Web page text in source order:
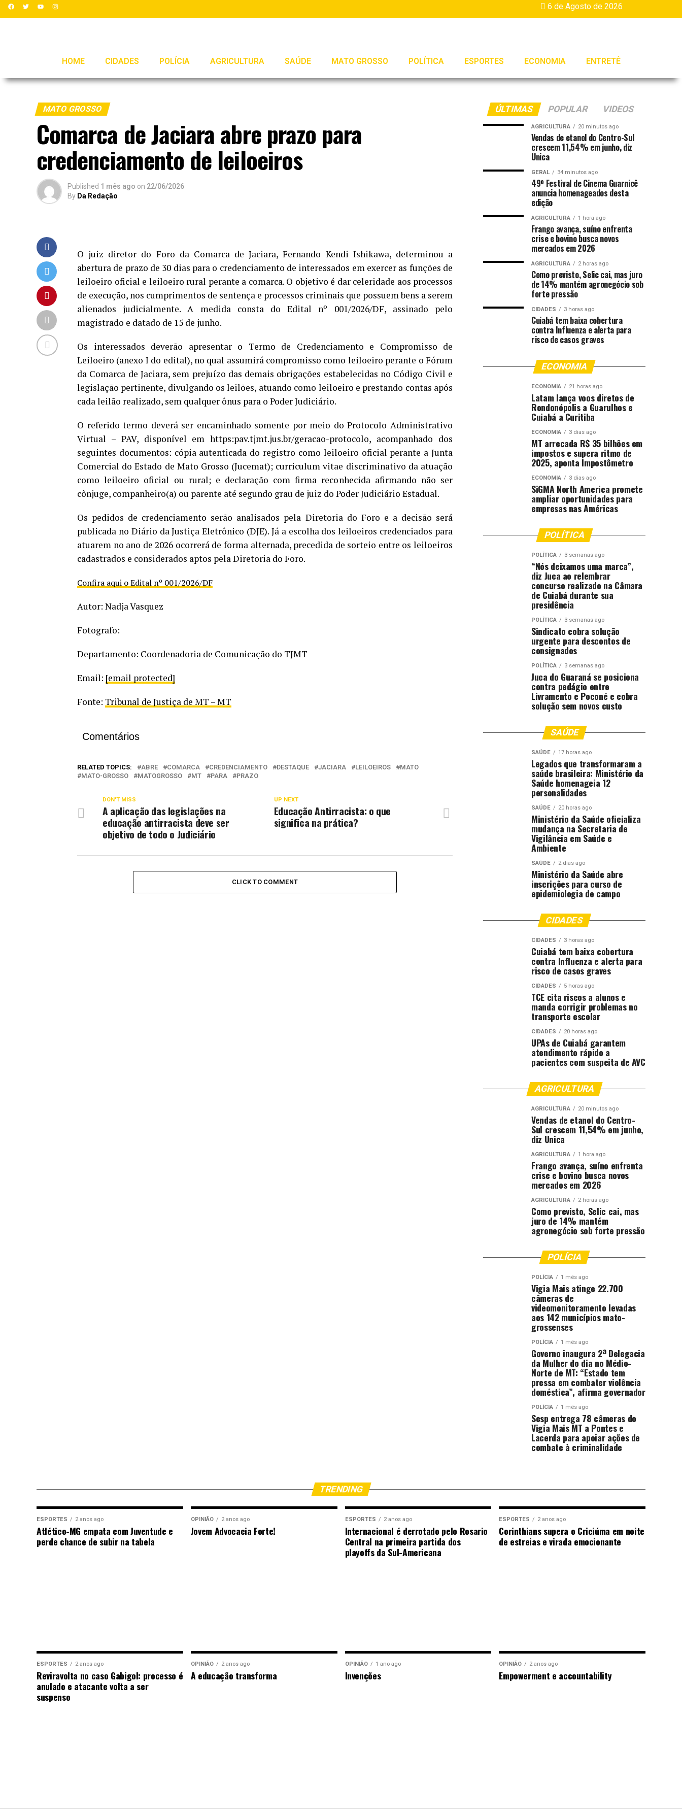
6 de Agosto de 2026
HOME CIDADES POLÍCIA AGRICULTURA SAÚDE MATO GROSSO POLÍTICA ESPORTES ECONOMIA ENTRETÊ
MATO GROSSO
Comarca de Jaciara abre prazo para
credenciamento de leiloeiros
Published 1 mês ago on 22/06/2026
By Da Redação
O juiz diretor do Foro da Comarca de Jaciara, Fernando Kendi Ishikawa, determinou a
abertura de prazo de 30 dias para o credenciamento de interessados em exercer as funções de
leiloeiro oficial e leiloeiro rural perante a comarca. O objetivo é dar celeridade aos processos
de execução, nos cumprimentos de sentença e processos criminais que possuem bens a serem
alienados judicialmente. A medida consta do Edital nº 001/2026/DF, assinado pelo
magistrado e datado de 15 de junho.
Os interessados deverão apresentar o Termo de Credenciamento e Compromisso de
Leiloeiro (anexo I do edital), no qual assumirá compromisso como leiloeiro perante o Fórum
da Comarca de Jaciara, sem prejuízo das demais obrigações estabelecidas no Código Civil e
legislação pertinente, divulgando os leilões, atuando como leiloeiro e prestando contas após
cada leilão realizado, sem qualquer ônus para o Poder Judiciário.
O referido termo deverá ser encaminhado somente por meio do Protocolo Administrativo
Virtual – PAV, disponível em https:pav.tjmt.jus.br/geracao-protocolo, acompanhado dos
seguintes documentos: cópia autenticada do registro como leiloeiro oficial perante a Junta
Comercial do Estado de Mato Grosso (Jucemat); curriculum vitae discriminativo da atuação
como leiloeiro oficial ou rural; e declaração com firma reconhecida afirmando não ser
cônjuge, companheiro(a) ou parente até segundo grau de juiz do Poder Judiciário Estadual.
Os pedidos de credenciamento serão analisados pela Diretoria do Foro e a decisão será
publicada no Diário da Justiça Eletrônico (DJE). Já a escolha dos leiloeiros credenciados para
atuarem no ano de 2026 ocorrerá de forma alternada, precedida de sorteio entre os leiloeiros
cadastrados e considerados aptos pela Diretoria do Foro.
Confira aqui o Edital nº 001/2026/DF
Autor: Nadja Vasquez
Fotografo:
Departamento: Coordenadoria de Comunicação do TJMT
Email: [email protected]
Fonte: Tribunal de Justiça de MT – MT
Comentários
RELATED TOPICS: ABRE COMARCA CREDENCIAMENTO DESTAQUE JACIARA LEILOEIROS
MATO
MATO-GROSSO
MATOGROSSO MT PARA PRAZO
UP NEXT
Educação Antirracista: o que
significa na prática?
DON'T MISS
A aplicação das legislações na
educação antirracista deve ser
objetivo de todo o Judiciário
CLICK TO COMMENT
ÚLTIMAS POPULAR VIDEOS
AGRICULTURA 20 minutos ago
Vendas de etanol do Centro-Sul
crescem 11,54% em junho, diz
Unica
GERAL 34 minutos ago
49º Festival de Cinema Guarnicê
anuncia homenageados desta
edição
AGRICULTURA 1 hora ago
Frango avança, suíno enfrenta
crise e bovino busca novos
mercados em 2026
AGRICULTURA 2 horas ago
Como previsto, Selic cai, mas juro
de 14% mantém agronegócio sob
forte pressão
CIDADES 3 horas ago
Cuiabá tem baixa cobertura
contra Influenza e alerta para
risco de casos graves
ECONOMIA
ECONOMIA 21 horas ago
Latam lança voos diretos de
Rondonópolis a Guarulhos e
Cuiabá a Curitiba
ECONOMIA 3 dias ago
MT arrecada R$ 35 bilhões em
impostos e supera ritmo de
2025, aponta Impostômetro
ECONOMIA 3 dias ago
SiGMA North America promete
ampliar oportunidades para
empresas nas Américas
POLÍTICA
POLÍTICA 3 semanas ago
“Nós deixamos uma marca”,
diz Juca ao relembrar
concurso realizado na Câmara
de Cuiabá durante sua
presidência
POLÍTICA 3 semanas ago
Sindicato cobra solução
urgente para descontos de
consignados
POLÍTICA 3 semanas ago
Juca do Guaraná se posiciona
contra pedágio entre
Livramento e Poconé e cobra
solução sem novos custo
SAÚDE
SAÚDE 17 horas ago
Legados que transformaram a
saúde brasileira: Ministério da
Saúde homenageia 12
personalidades
SAÚDE 20 horas ago
Ministério da Saúde oficializa
mudança na Secretaria de
Vigilância em Saúde e
Ambiente
SAÚDE 2 dias ago
Ministério da Saúde abre
inscrições para curso de
epidemiologia de campo
CIDADES
CIDADES 3 horas ago
Cuiabá tem baixa cobertura
contra Influenza e alerta para
risco de casos graves
CIDADES 5 horas ago
TCE cita riscos a alunos e
manda corrigir problemas no
transporte escolar
CIDADES 20 horas ago
UPAs de Cuiabá garantem
atendimento rápido a
pacientes com suspeita de AVC
AGRICULTURA
AGRICULTURA 20 minutos ago
Vendas de etanol do Centro-
Sul crescem 11,54% em junho,
diz Unica
AGRICULTURA 1 hora ago
Frango avança, suíno enfrenta
crise e bovino busca novos
mercados em 2026
AGRICULTURA 2 horas ago
Como previsto, Selic cai, mas
juro de 14% mantém
agronegócio sob forte pressão
POLÍCIA
POLÍCIA 1 mês ago
Vigia Mais atinge 22.700
câmeras de
videomonitoramento levadas
aos 142 municípios mato-
grossenses
POLÍCIA 1 mês ago
Governo inaugura 2ª Delegacia
da Mulher do dia no Médio-
Norte de MT: “Estado tem
pressa em combater violência
doméstica”, afirma governador
POLÍCIA 1 mês ago
Sesp entrega 78 câmeras do
Vigia Mais MT a Pontes e
Lacerda para apoiar ações de
combate à criminalidade
TRENDING
ESPORTES 2 anos ago
Atlético-MG empata com Juventude e
perde chance de subir na tabela
OPINIÃO 2 anos ago
Jovem Advocacia Forte!
ESPORTES 2 anos ago
Internacional é derrotado pelo Rosario
Central na primeira partida dos
playoffs da Sul-Americana
ESPORTES 2 anos ago
Corinthians supera o Criciúma em noite
de estreias e virada emocionante
ESPORTES 2 anos ago
Reviravolta no caso Gabigol: processo é
anulado e atacante volta a ser
suspenso
OPINIÃO 2 anos ago
A educação transforma
OPINIÃO 1 ano ago
Invenções
OPINIÃO 2 anos ago
Empowerment e accountability